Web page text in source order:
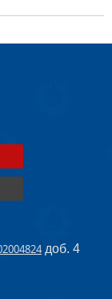
доб. 4